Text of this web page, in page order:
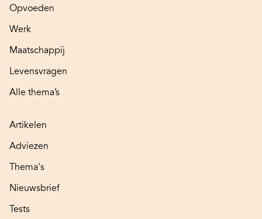
Opvoeden
Werk
Maatschappij
Levensvragen
Alle thema’s
Artikelen
Adviezen
Thema's
Nieuwsbrief
Tests